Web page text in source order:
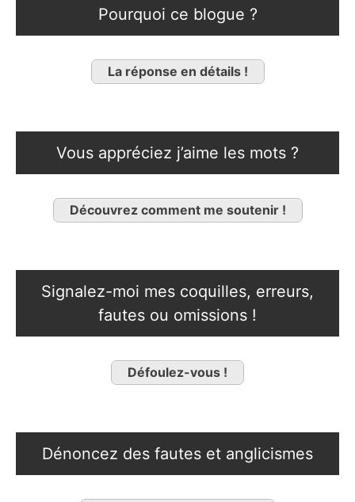
Pourquoi ce blogue ?
La réponse en détails !
Vous appréciez j’aime les mots ?
Découvrez comment me soutenir !
Signalez-moi mes coquilles, erreurs,
fautes ou omissions !
Défoulez-vous !
Dénoncez des fautes et anglicismes